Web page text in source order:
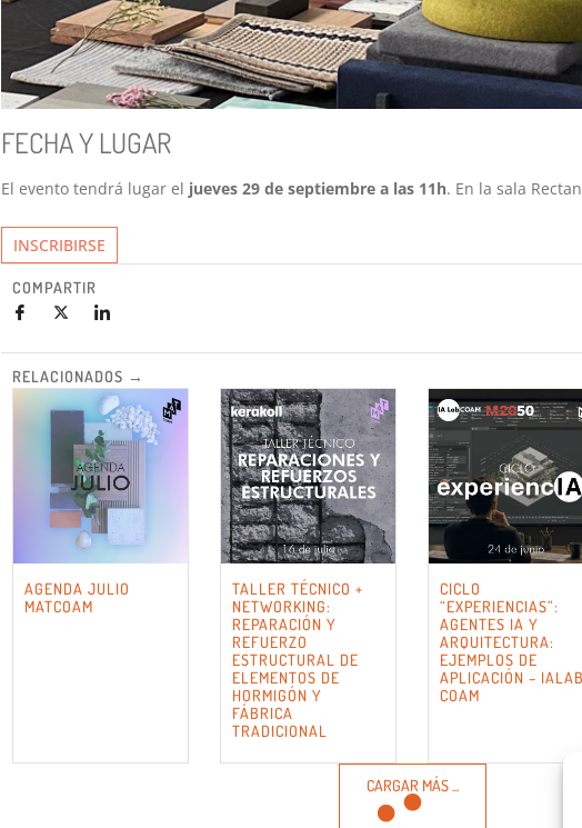
FECHA Y LUGAR
El evento tendrá lugar el jueves 29 de septiembre a las 11h. En la sala
INSCRIBIRSE
COMPARTIR
RELACIONADOS →
AGENDA JULIO
MATCOAM
TALLER TÉCNICO +
NETWORKING:
REPARACIÓN Y
REFUERZO
ESTRUCTURAL DE
ELEMENTOS DE
HORMIGÓN Y
FÁBRICA
TRADICIONAL
CICLO
“EXPERIENCIAS”:
AGENTES IA Y
ARQUITECTURA:
EJEMPLOS DE
APLICACIÓN – IALAB
COAM
CARGAR MÁS ...